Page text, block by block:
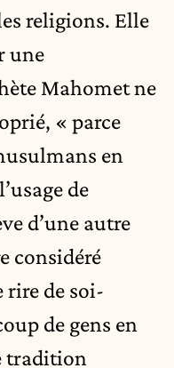
religions. Elle
une
Mahomet ne
« parce
en
de
d’une autre
considéré
rire de soi-
de gens en
tradition